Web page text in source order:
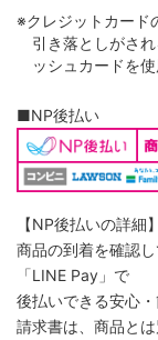
※クレジットカード
引き落としがさ
ッシュカードを
■NP後払い
【NP後払いの詳細】
商品の到着を確認
「LINE Pay」で
後払いできる安心・
請求書は、商品と